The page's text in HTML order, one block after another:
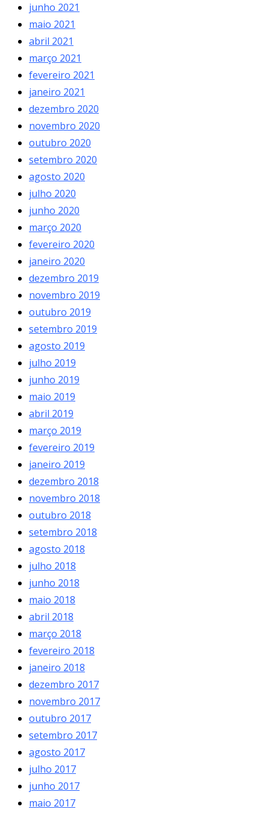
junho 2021
maio 2021
abril 2021
março 2021
fevereiro 2021
janeiro 2021
dezembro 2020
novembro 2020
outubro 2020
setembro 2020
agosto 2020
julho 2020
junho 2020
março 2020
fevereiro 2020
janeiro 2020
dezembro 2019
novembro 2019
outubro 2019
setembro 2019
agosto 2019
julho 2019
junho 2019
maio 2019
abril 2019
março 2019
fevereiro 2019
janeiro 2019
dezembro 2018
novembro 2018
outubro 2018
setembro 2018
agosto 2018
julho 2018
junho 2018
maio 2018
abril 2018
março 2018
fevereiro 2018
janeiro 2018
dezembro 2017
novembro 2017
outubro 2017
setembro 2017
agosto 2017
julho 2017
junho 2017
maio 2017